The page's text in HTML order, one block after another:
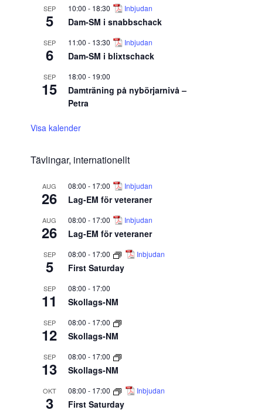
SEP
5
10:00 - 18:30 Inbjudan
Dam-SM i snabbschack
SEP
6
11:00 - 13:30 Inbjudan
Dam-SM i blixtschack
SEP
15
18:00 - 19:00
Damträning på nybörjarnivå –
Petra
Visa kalender
Tävlingar, internationellt
AUG
26
08:00 - 17:00 Inbjudan
Lag-EM för veteraner
AUG
26
08:00 - 17:00 Inbjudan
Lag-EM för veteraner
SEP
5
08:00 - 17:00 Inbjudan
First Saturday
SEP
11
08:00 - 17:00
Skollags-NM
SEP
12
08:00 - 17:00
Skollags-NM
SEP
13
08:00 - 17:00
Skollags-NM
OKT
3
08:00 - 17:00 Inbjudan
First Saturday